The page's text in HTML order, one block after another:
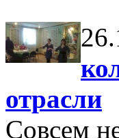
отрасли
Совсем